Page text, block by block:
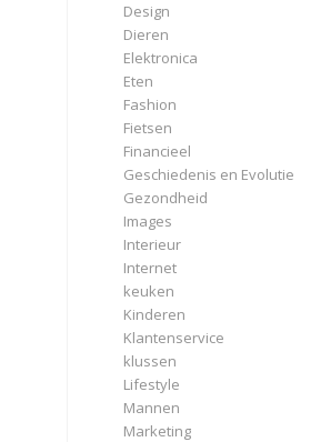
Design
Dieren
Elektronica
Eten
Fashion
Fietsen
Financieel
Geschiedenis en Evolutie
Gezondheid
Images
Interieur
Internet
keuken
Kinderen
Klantenservice
klussen
Lifestyle
Mannen
Marketing